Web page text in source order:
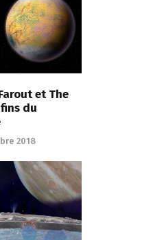
et The
du
2018